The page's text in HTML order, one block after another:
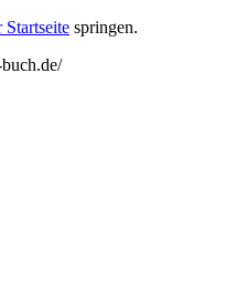
Startseite springen.